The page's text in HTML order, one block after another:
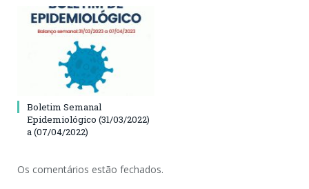
Boletim Semanal
Epidemiológico (31/03/2022)
a (07/04/2022)
Os comentários estão fechados.